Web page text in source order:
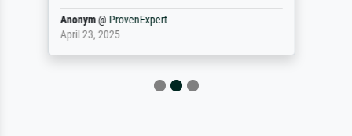
philip@ProvenExpert
September 23, 2025